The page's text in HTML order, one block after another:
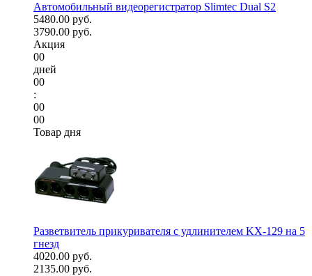
Автомобильный видеорегистратор Slimtec Dual S2
5480.00 руб.
3790.00 руб.
Акция
00
дней
00
:
00
00
Товар дня
Разветвитель прикуривателя с удлинителем KX-129 на 5
гнезд
4020.00 руб.
2135.00 руб.